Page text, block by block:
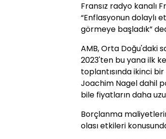
Fransız radyo kanalı
“Enflasyonun dolaylı
görmeye başladık”
AMB, Orta Doğu'daki
2023'ten bu yana ilk
toplantısında ikinci bir
Joachim Nagel dahil
bile fiyatların daha
Borçlanma
olası etkileri